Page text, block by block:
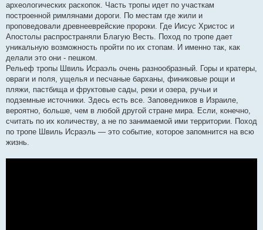
археологических раскопок. Часть тропы идет по участкам
построенной римлянами дороги. По местам где жили и
проповедовали древнееврейские пророки. Где Иисус Христос и
Апостолы распространяли Благую Весть. Поход по тропе дает
уникальную возможность пройти по их стопам. И именно так, как
делали это они - пешком.
Рельеф тропы Швиль Исраэль очень разнообразный. Горы и кратеры,
овраги и поля, ущелья и песчаные барханы, финиковые рощи и
пляжи, пастбища и фруктовые сады, реки и озера, ручьи и
подземные источники. Здесь есть все. Заповедников в Израиле,
вероятно, больше, чем в любой другой стране мира. Если, конечно,
считать по их количеству, а не по занимаемой ими территории. Поход
по тропе Швиль Исраэль — это событие, которое запомнится на всю
жизнь.